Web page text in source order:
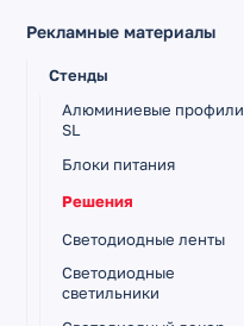
Рекламные материалы
Стенды
Алюминиевые профили
SL
Блоки питания
Решения
Светодиодные ленты
Светодиодные
светильники